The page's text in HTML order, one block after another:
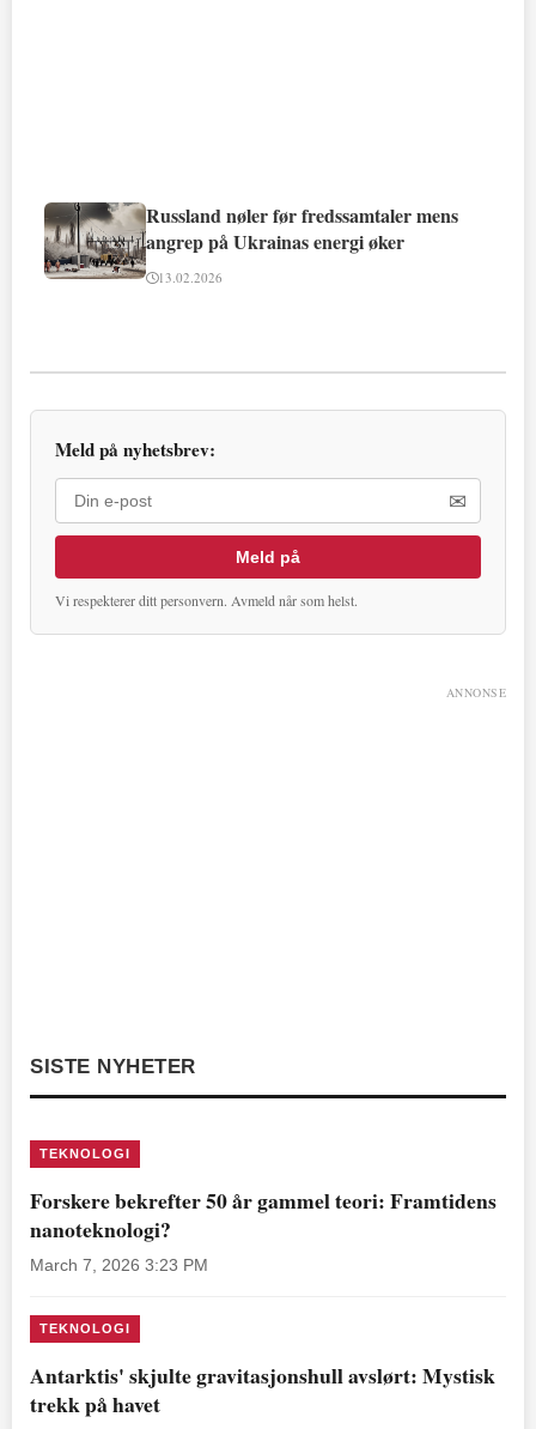
Russland nøler før fredssamtaler mens
angrep på Ukrainas energi øker
13.02.2026
Meld på nyhetsbrev:
✉
Meld på
Vi respekterer ditt personvern. Avmeld når som helst.
ANNONSE
SISTE NYHETER
TEKNOLOGI
Forskere bekrefter 50 år gammel teori: Framtidens
nanoteknologi?
March 7, 2026 3:23 PM
TEKNOLOGI
Antarktis' skjulte gravitasjonshull avslørt: Mystisk
trekk på havet